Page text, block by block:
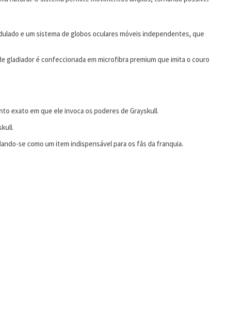
e um sistema de globos oculares móveis independentes, que
gladiador é confeccionada em microfibra premium que imita o couro
exato em que ele invoca os poderes de Grayskull.
se como um item indispensável para os fãs da franquia.